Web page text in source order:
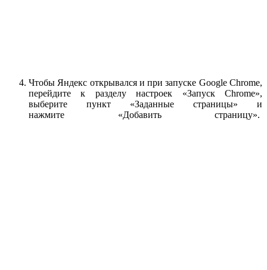
Чтобы Яндекс открывался и при запуске Google Chrome,
перейдите к разделу настроек «Запуск Chrome»,
выберите пункт «Заданные страницы» и
нажмите «Добавить страницу».